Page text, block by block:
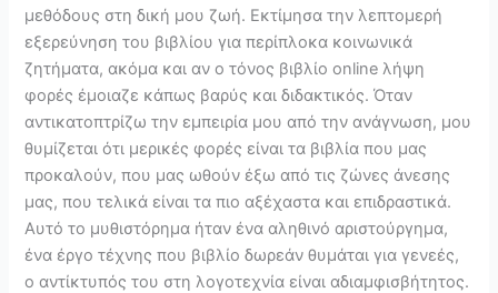
μεθόδους στη δική μου ζωή. Εκτίμησα την λεπτομερή
εξερεύνηση του βιβλίου για περίπλοκα κοινωνικά
ζητήματα, ακόμα και αν ο τόνος βιβλίο online λήψη
φορές έμοιαζε κάπως βαρύς και διδακτικός. Όταν
αντικατοπτρίζω την εμπειρία μου από την ανάγνωση, μου
θυμίζεται ότι μερικές φορές είναι τα βιβλία που μας
προκαλούν, που μας ωθούν έξω από τις ζώνες άνεσης
μας, που τελικά είναι τα πιο αξέχαστα και επιδραστικά.
Αυτό το μυθιστόρημα ήταν ένα αληθινό αριστούργημα,
ένα έργο τέχνης που βιβλίο δωρεάν θυμάται για γενεές,
ο αντίκτυπός του στη λογοτεχνία είναι αδιαμφισβήτητος.